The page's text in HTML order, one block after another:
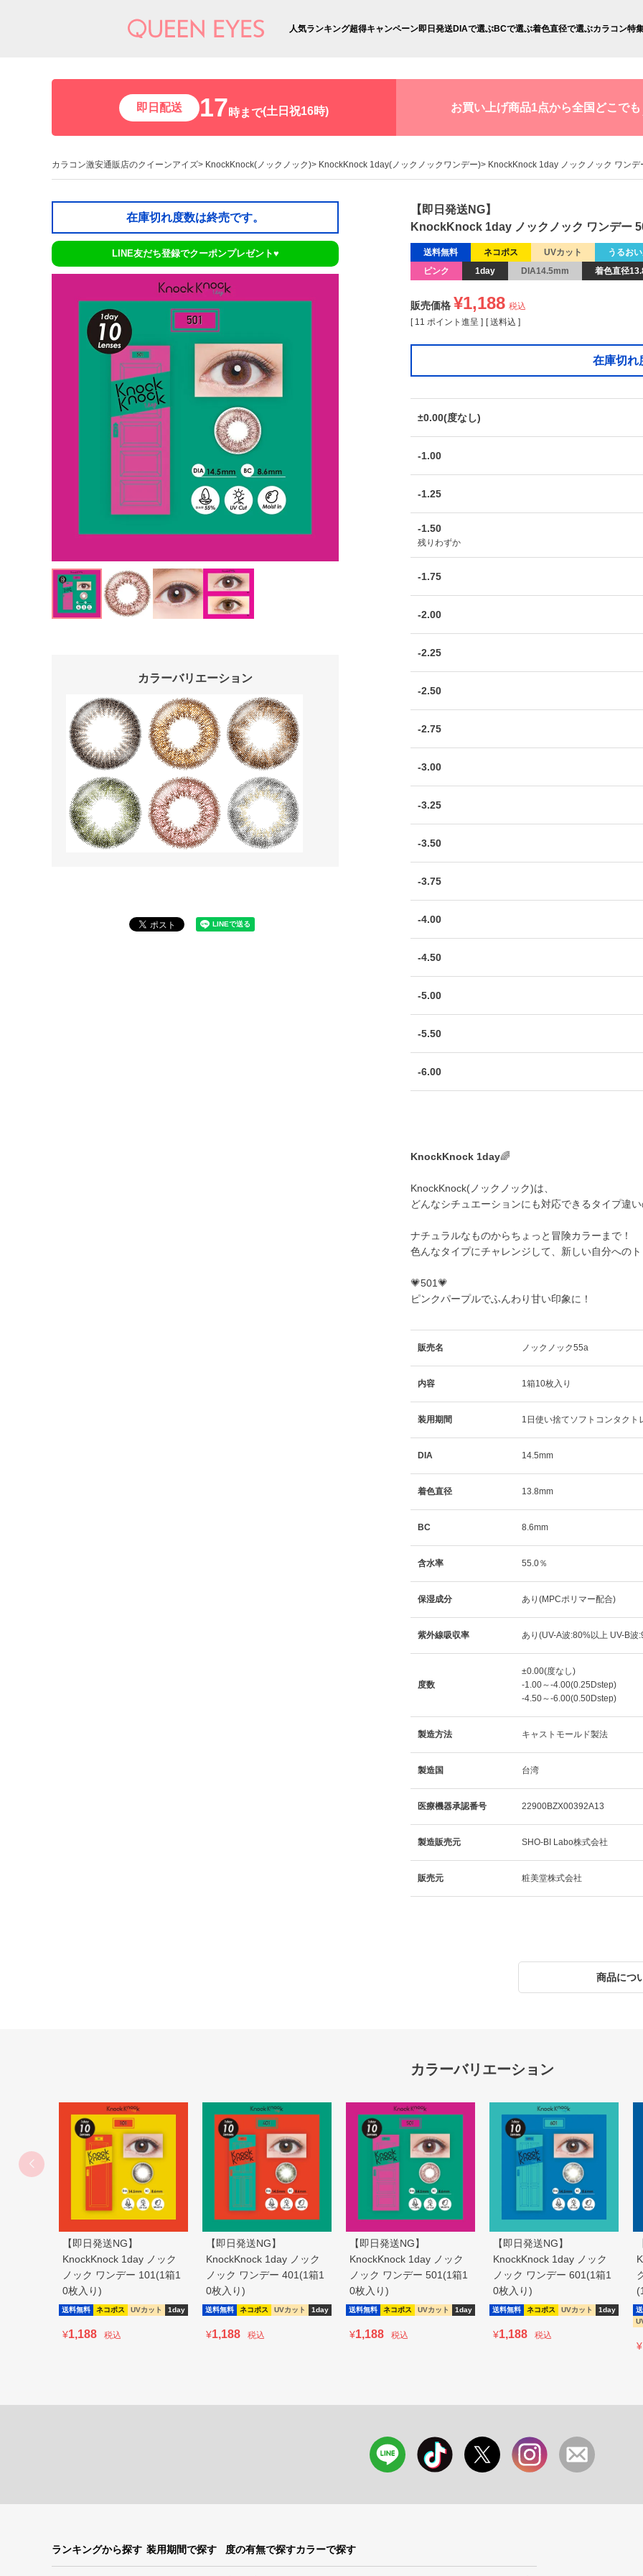
人気ランキング超得キャンペーン即日発送DIAで選ぶBCで選ぶ着色直径で選ぶカラコン特
即日配送 17時まで(土日祝16時) お買い上げ商品1点から全国どこでも
カラコン激安通販店のクイーンアイズ KnockKnock(ノックノック) KnockKnock 1day(ノックノックワンデー) KnockKnock 1day ノックノック ワン
在庫切れ度数は終売です。
LINE友だち登録でクーポンプレゼント♥
カラーバリエーション
【即日発送NG】
KnockKnock 1day ノックノック ワンデー
送料無料 ネコポス UVカット
うるお
ピンク
1day DIA14.5mm 着色直径
販売価格 ¥1,188 税込
[ 11 ポイント進呈 ] 送料込
在庫切れ
±0.00(度なし)
-1.00
-1.25
-1.50
残りわずか
-1.75
-2.00
-2.25
-2.50
-2.75
-3.00
-3.25
-3.50
-3.75
-4.00
-4.50
-5.00
-5.50
-6.00
KnockKnock 1day🌈
KnockKnock(ノックノック)は、
どんなシチュエーションにも対応できるタイプ違
ナチュラルなものからちょっと冒険カラーまで！
色んなタイプにチャレンジして、新しい自分への
💗501💗
ピンクパープルでふんわり甘い印象に！
販売名 ノックノック55a
内容 1箱10枚入り
装用期間 1日使い捨てソフトコンタクト
DIA 14.5mm
着色直径 13.8mm
BC 8.6mm
含水率 55.0％
保湿成分 あり(MPCポリマー配合)
紫外線吸収率 あり(UV-A波:80%以上 UV-B波
度数
±0.00(度なし)
-1.00～-4.00(0.25Dstep)
-4.50～-6.00(0.50Dstep)
製造方法 キャストモールド製法
製造国 台湾
医療機器承認番号 22900BZX00392A13
製造販売元 SHO-BI Labo株式会社
販売元 粧美堂株式会社
商品につ
【即日発送NG】
KnockKnock 1day ノック
ノック ワンデー 101(1箱1
0枚入り)
送料無料 ネコポス UVカット 1day
¥1,188 税込
【即日発送NG】
KnockKnock 1day ノック
ノック ワンデー 401(1箱1
0枚入り)
送料無料 ネコポス UVカット 1day
¥1,188 税込
【即日発送NG】
KnockKnock 1day ノック
ノック ワンデー 501(1箱1
0枚入り)
送料無料 ネコポス UVカット 1day
¥1,188 税込
【即日発送NG】
KnockKnock 1day ノック
ノック ワンデー 601(1箱1
0枚入り)
送料無料 ネコポス UVカット 1day
¥1,188 税込
¥
ランキングから探す 装用期間で探す 度の有無で探すカラーで探す